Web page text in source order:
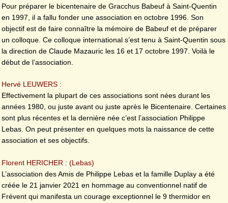
Pour préparer le bicentenaire de Gracchus Babeuf à Saint-Quentin
en 1997, il a fallu fonder une association en octobre 1996. Son
objectif est de faire connaître la mémoire de Babeuf et de préparer
un colloque. Ce colloque international s’est tenu à Saint-Quentin sous
la direction de Claude Mazauric les 16 et 17 octobre 1997. Voilà le
début de l’association.
Hervé LEUWERS :
Effectivement la plupart de ces associations sont nées durant les
années 1980, ou juste avant ou juste après le Bicentenaire. Certaines
sont plus récentes et la dernière née c’est l’association Philippe
Lebas. On peut présenter en quelques mots la naissance de cette
association et ses objectifs.
Florent HERICHER : (Lebas)
L’association des Amis de Philippe Lebas et la famille Duplay a été
créée le 21 janvier 2021 en hommage au conventionnel natif de
Frévent qui manifesta un courage exceptionnel le 9 thermidor en